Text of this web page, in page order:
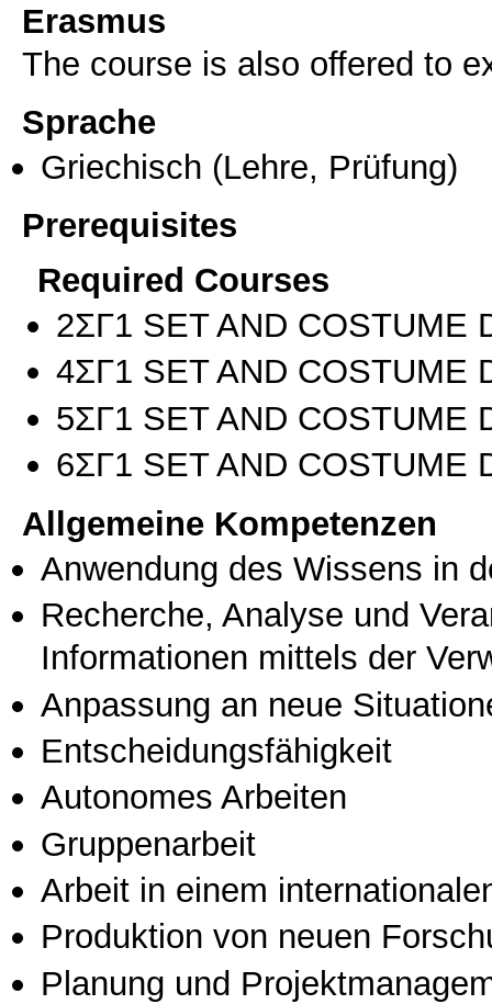
Erasmus
The course is also offered to
Sprache
Griechisch (Lehre, Prüfung)
Prerequisites
Required Courses
2ΣΓ1 SET AND COSTUME
4ΣΓ1 SET AND COSTUME
5ΣΓ1 SET AND COSTUME
6ΣΓ1 SET AND COSTUME
Allgemeine Kompetenzen
Anwendung des Wissens in
Recherche, Analyse und
Informationen mittels der
Anpassung an neue
Entscheidungsfähigkeit
Autonomes Arbeiten
Gruppenarbeit
Arbeit in einem
Produktion von neuen
Planung und